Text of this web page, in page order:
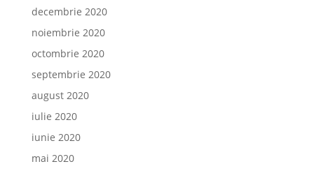
decembrie 2020
noiembrie 2020
octombrie 2020
septembrie 2020
august 2020
iulie 2020
iunie 2020
mai 2020